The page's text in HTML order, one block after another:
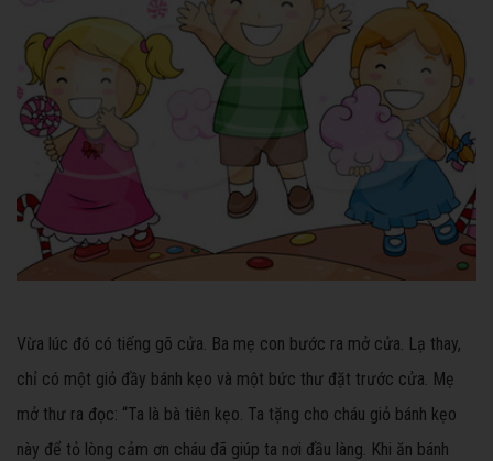
Vừa lúc đó có tiếng gõ cửa. Ba mẹ con bước ra mở cửa. Lạ thay,
chỉ có một giỏ đầy bánh kẹo và một bức thư đặt trước cửa. Mẹ
mở thư ra đọc: “Ta là bà tiên kẹo. Ta tặng cho cháu giỏ bánh kẹo
này để tỏ lòng cảm ơn cháu đã giúp ta nơi đầu làng. Khi ăn bánh